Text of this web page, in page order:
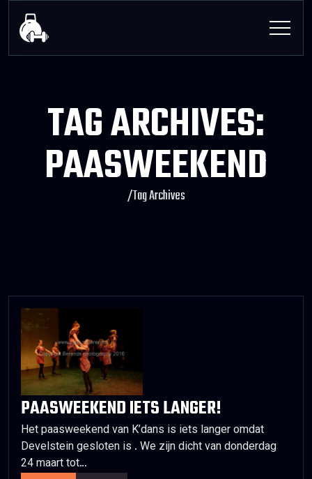
TAG ARCHIVES:
PAASWEEKEND
/Tag Archives
PAASWEEKEND IETS LANGER!
Het paasweekend van K’dans is iets langer omdat
Develstein gesloten is . We zijn dicht van donderdag
24 maart tot…